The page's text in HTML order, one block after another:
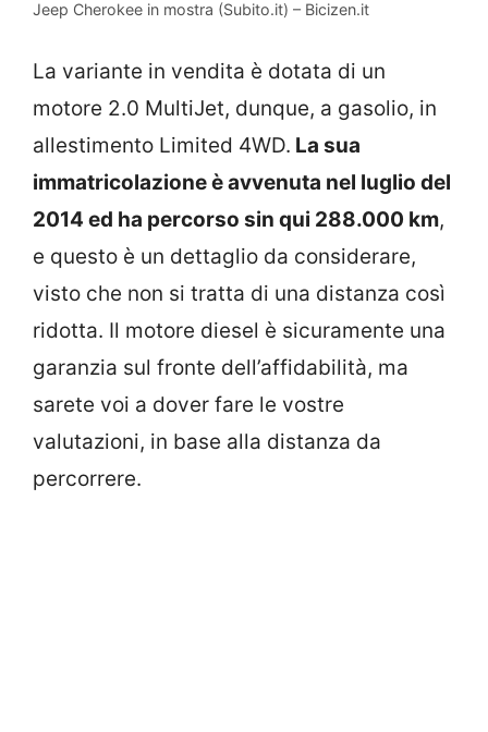
Jeep Cherokee in mostra (Subito.it) – Bicizen.it
La variante in vendita è dotata di un
motore 2.0 MultiJet, dunque, a gasolio, in
allestimento Limited 4WD. La sua
immatricolazione è avvenuta nel luglio del
2014 ed ha percorso sin qui 288.000 km,
e questo è un dettaglio da considerare,
visto che non si tratta di una distanza così
ridotta. Il motore diesel è sicuramente una
garanzia sul fronte dell’affidabilità, ma
sarete voi a dover fare le vostre
valutazioni, in base alla distanza da
percorrere.